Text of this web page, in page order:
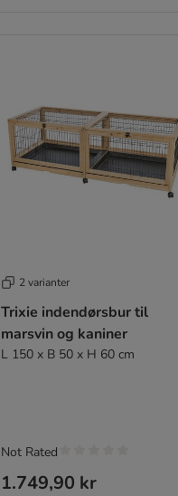
2 varianter
Trixie indendørsbur til
marsvin og kaniner
L 150 x B 50 x H 60 cm
1.749,90 kr
Not Rated